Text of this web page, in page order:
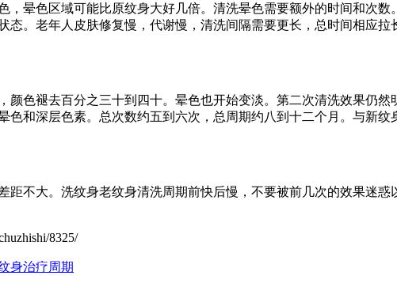
晕色区域可能比原纹身大好几倍。清洗晕色需要额外的时间和次
。老年人皮肤修复慢，代谢慢，清洗间隔需要更长，总时间相应
色褪去百分之三十到四十。晕色也开始变淡。第二次清洗效果仍然
和深层色素。总次数约五到六次，总周期约八到十二个月。与新纹
不大。洗纹身老纹身清洗周期前快后慢，不要被前几次的效果迷
8325/
身治疗周期